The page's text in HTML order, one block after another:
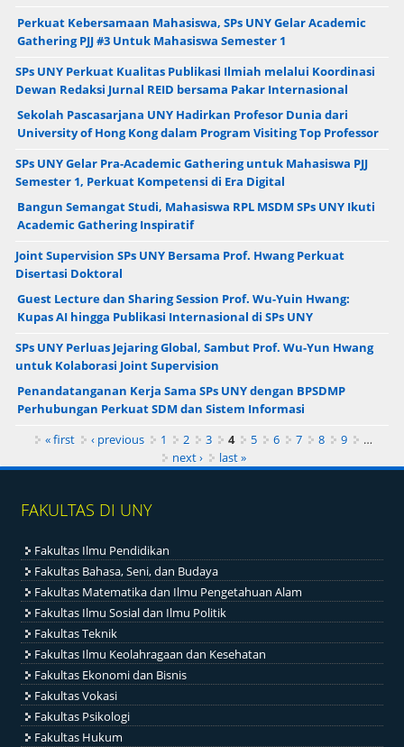
Perkuat Kebersamaan Mahasiswa, SPs UNY Gelar Academic
Gathering PJJ #3 Untuk Mahasiswa Semester 1
SPs UNY Perkuat Kualitas Publikasi Ilmiah melalui Koordinasi
Dewan Redaksi Jurnal REID bersama Pakar Internasional
Sekolah Pascasarjana UNY Hadirkan Profesor Dunia dari
University of Hong Kong dalam Program Visiting Top Professor
SPs UNY Gelar Pra-Academic Gathering untuk Mahasiswa PJJ
Semester 1, Perkuat Kompetensi di Era Digital
Bangun Semangat Studi, Mahasiswa RPL MSDM SPs UNY Ikuti
Academic Gathering Inspiratif
Joint Supervision SPs UNY Bersama Prof. Hwang Perkuat
Disertasi Doktoral
Guest Lecture dan Sharing Session Prof. Wu-Yuin Hwang:
Kupas AI hingga Publikasi Internasional di SPs UNY
SPs UNY Perluas Jejaring Global, Sambut Prof. Wu-Yun Hwang
untuk Kolaborasi Joint Supervision
Penandatanganan Kerja Sama SPs UNY dengan BPSDMP
Perhubungan Perkuat SDM dan Sistem Informasi
Pages« first ‹ previous 1 2 3 4 5 6 7 8 9
…
next ›
last »
FAKULTAS DI UNY
Fakultas Ilmu Pendidikan
Fakultas Bahasa, Seni, dan Budaya
Fakultas Matematika dan Ilmu Pengetahuan Alam
Fakultas Ilmu Sosial dan Ilmu Politik
Fakultas Teknik
Fakultas Ilmu Keolahragaan dan Kesehatan
Fakultas Ekonomi dan Bisnis
Fakultas Vokasi
Fakultas Psikologi
Fakultas Hukum